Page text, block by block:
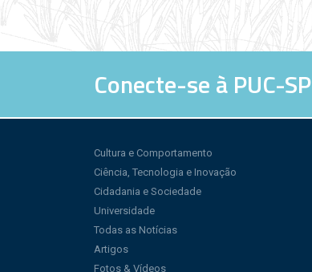
Conecte-se à PUC-SP
Cultura e Comportamento
Ciência, Tecnologia e Inovação
Cidadania e Sociedade
Universidade
Todas as Notícias
Artigos
Fotos & Vídeos